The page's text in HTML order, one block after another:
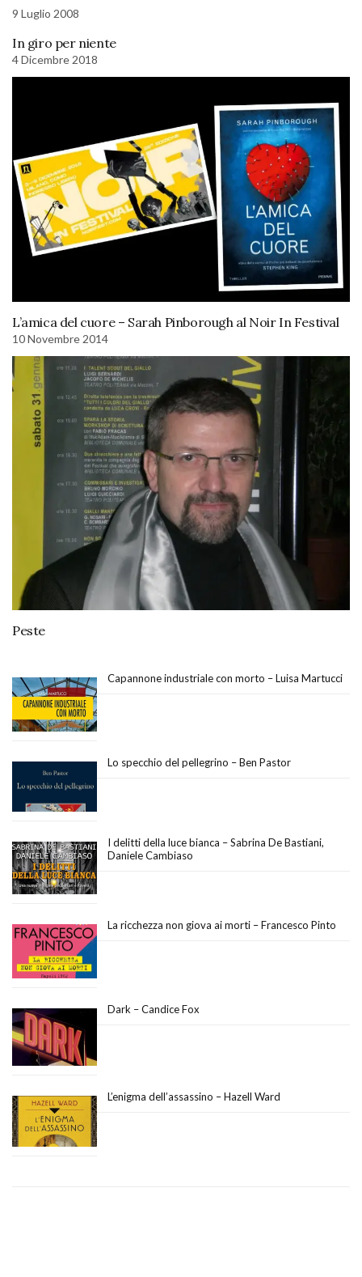
9 Luglio 2008
In giro per niente
4 Dicembre 2018
L’amica del cuore – Sarah Pinborough al Noir In Festival
10 Novembre 2014
Peste
Capannone industriale con morto – Luisa Martucci
Lo specchio del pellegrino – Ben Pastor
I delitti della luce bianca – Sabrina De Bastiani,
Daniele Cambiaso
La ricchezza non giova ai morti – Francesco Pinto
Dark – Candice Fox
L’enigma dell’assassino – Hazell Ward